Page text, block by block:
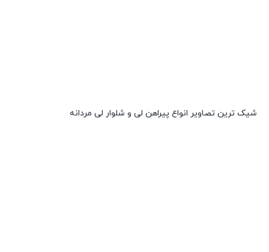
شیک ترین تصاویر انواع پیراهن لی و شلوار لی مردانه